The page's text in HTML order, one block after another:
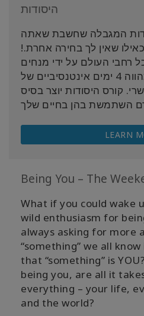
היסודות
המגבלה שחשבת שאתה
שאין לך בחירה אחרת.!
רחבי העולם על ידי מנחים
מוסמכים של אקסס ומהווה 4 ימים אינטנסיביים של
קורס היסודות יוצר בסיס
LEARN
Being You – The
What if you could wake
wild enthusiasm for
always asking for more
“something” we all
that “something” is
being you, are all it
everything – your life,
and the world?